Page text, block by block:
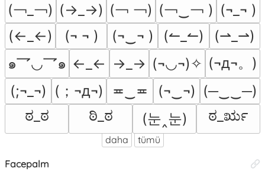
(￢_￢) (→_→) (￢ ￢) (￢‿￢ ) (¬_¬ )
(←_←)
(¬ ¬ ) (¬‿¬ ) (↼_↼)
(⇀_⇀)
๑乛◡乛๑ ←_← →_→ (¬◡¬)✧ (¬д¬。)
(;¬_¬) (；¬д¬) ≖‿≖ (¬‿¬) (─‿‿─)
ಠ_ಠ
ಠಿ_ಠ (눈‸눈) ಠ_ರೃ
daha tümü
Facepalm